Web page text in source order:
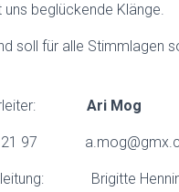
beglückende Klänge.
soll für alle Stimmlagen
Ari Mog
21 97
Brigitte